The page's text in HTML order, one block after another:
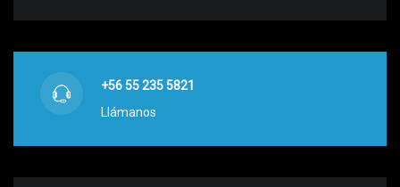
+56 55 235 5821
Llámanos